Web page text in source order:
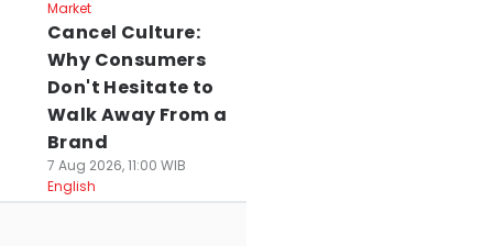
Market
Cancel Culture:
Why Consumers
Don't Hesitate to
Walk Away From a
Brand
7 Aug 2026, 11:00 WIB
English